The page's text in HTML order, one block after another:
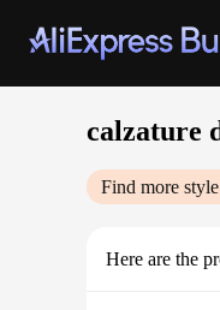
calzature
Find more style
Here are the